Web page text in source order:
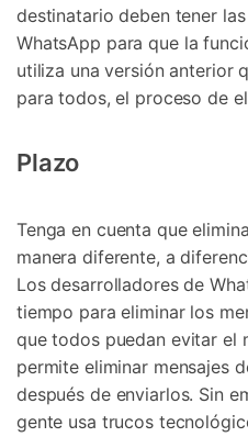
destinatario deben tener
WhatsApp para que la
utiliza una versión anterior
para todos, el proceso de
Plazo
Tenga en cuenta que
manera diferente, a
Los desarrolladores de
tiempo para eliminar los
que todos puedan evitar el
permite eliminar mensajes
después de enviarlos. Sin
gente usa trucos